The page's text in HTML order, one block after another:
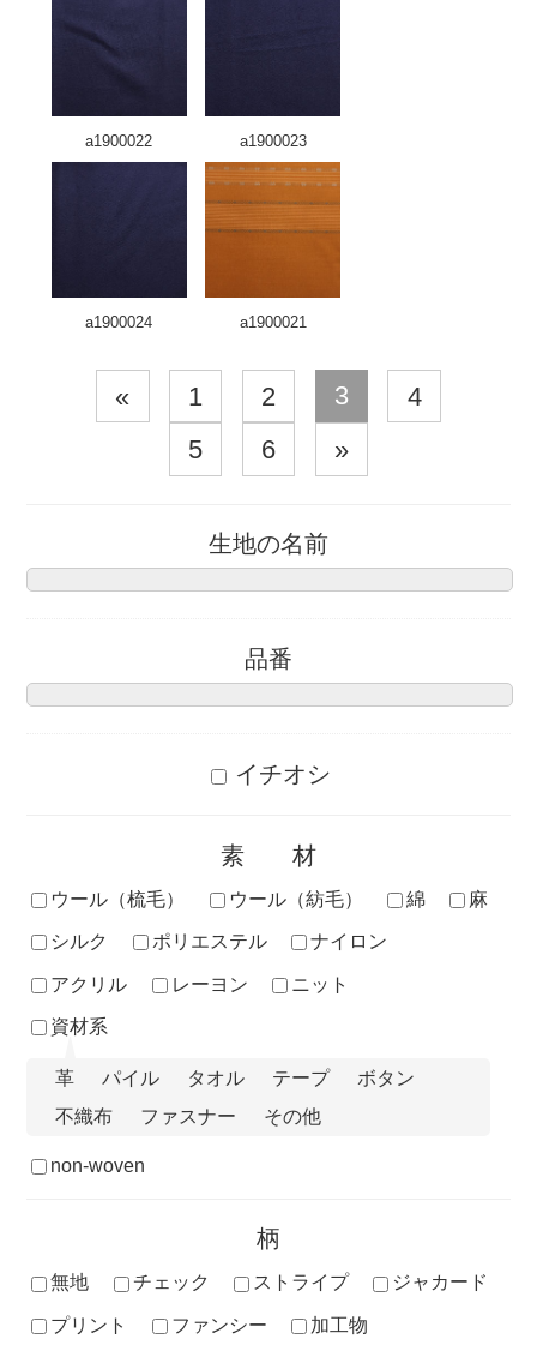
a1900022 a1900023
a1900024 a1900021
« 1 2 3
4
5
6 »
生地の名前
品番
イチオシ
素材
ウール（梳毛） ウール（紡毛） 綿
麻
シルク
ポリエステル
ナイロン
アクリル
レーヨン
ニット
資材系
革 パイル タオル テープ
ボタン
不織布
ファスナー その他
non-woven
柄
無地 チェック ストライプ
ジャカード
プリント
ファンシー 加工物